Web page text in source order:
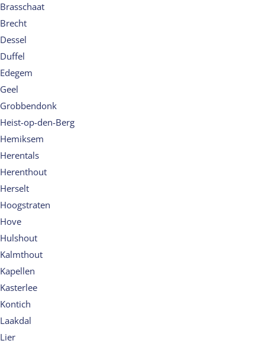
Brasschaat
Brecht
Dessel
Duffel
Edegem
Geel
Grobbendonk
Heist-op-den-Berg
Hemiksem
Herentals
Herenthout
Herselt
Hoogstraten
Hove
Hulshout
Kalmthout
Kapellen
Kasterlee
Kontich
Laakdal
Lier